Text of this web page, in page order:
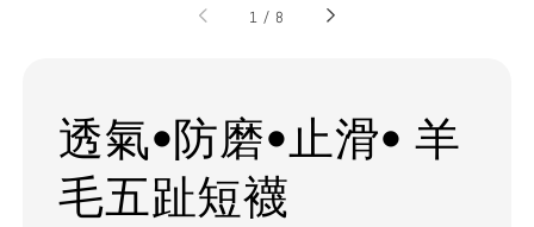
1 / 8
透氣•防磨•止滑• 羊
毛五趾短襪